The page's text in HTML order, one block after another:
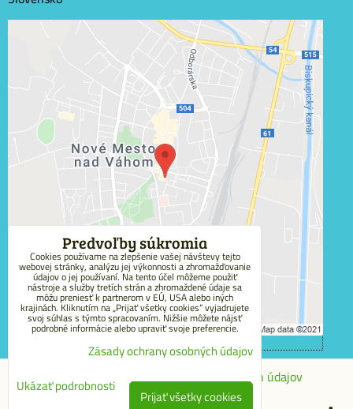
Externý obsah je blokovaný Voľbami súkromia
Prajete si načítať externý obsah?
Povoliť tentokrát
Povoliť a zapamätať - súhlas s druhom cookie:
Funkčné
Otvoriť obsah v novom okne
Zásady ochrany osobných údajov
Predvoľby súkromia
Cookies používame na zlepšenie vašej návštevy tejto
webovej stránky, analýzu jej výkonnosti a zhromažďovanie
údajov o jej používaní. Na tento účel môžeme použiť
nástroje a služby tretích strán a zhromaždené údaje sa
môžu preniesť k partnerom v EÚ, USA alebo iných
krajinách. Kliknutím na „Prijať všetky cookies“ vyjadrujete
svoj súhlas s týmto spracovaním. Nižšie môžete nájsť
podrobné informácie alebo upraviť svoje preferencie.
Zásady ochrany osobných údajov
Ukázať podrobnosti
Prijať všetky cookies